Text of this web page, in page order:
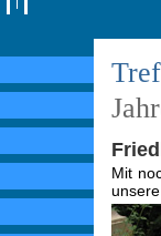
Mit